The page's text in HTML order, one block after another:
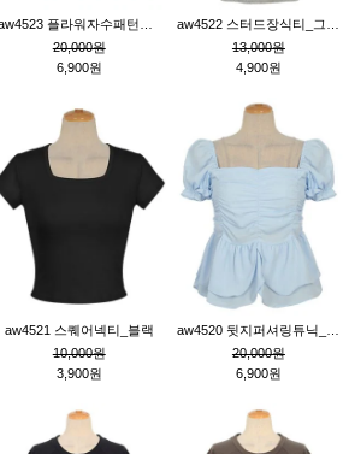
20,000원
6,900원
13,000원
4,900원
aw4521 스퀘어넥티_블랙
10,000원
3,900원
20,000원
6,900원